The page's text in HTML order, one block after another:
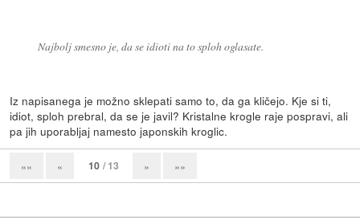
Najbolj smesno je, da se idioti na to sploh oglasate.
Iz napisanega je možno sklepati samo to, da ga kličejo. Kje si ti,
idiot, sploh prebral, da se je javil? Kristalne krogle raje pospravi, ali
pa jih uporabljaj namesto japonskih kroglic.
«« « 10 / 13 » »»